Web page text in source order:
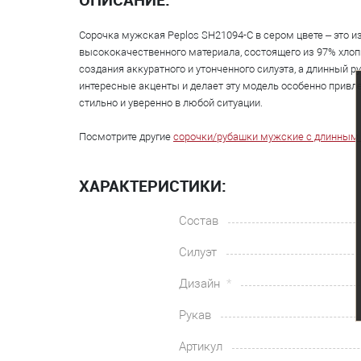
Сорочка мужская Peplos SH21094-C в сером цвете – это
высококачественного материала, состоящего из 97%
создания аккуратного и утонченного силуэта, а
интересные акценты и делает эту модель особенно
стильно и уверенно в любой ситуации.
Посмотрите другие сорочки/рубашки мужские с длинным
ХАРАКТЕРИСТИКИ:
Состав
Силуэт
Дизайн
Рукав
Артикул